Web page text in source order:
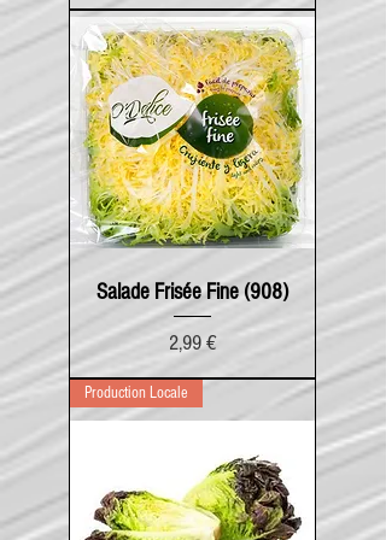
Salade Frisée Fine (908)
Prix
2,99 €
Production Locale